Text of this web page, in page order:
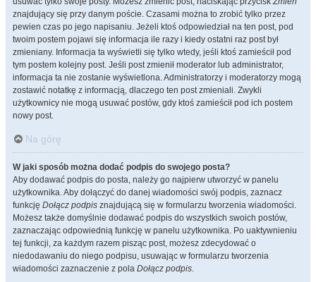
znajdujący się przy danym poście. Czasami można to zrobić tylko przez
pewien czas po jego napisaniu. Jeżeli ktoś odpowiedział na ten post, pod
twoim postem pojawi się informacja ile razy i kiedy ostatni raz post był
zmieniany. Informacja ta wyświetli się tylko wtedy, jeśli ktoś zamieścił pod
tym postem kolejny post. Jeśli post zmienił moderator lub administrator,
informacja ta nie zostanie wyświetlona. Administratorzy i moderatorzy mogą
zostawić notatkę z informacją, dlaczego ten post zmieniali. Zwykli
użytkownicy nie mogą usuwać postów, gdy ktoś zamieścił pod ich postem
nowy post.
Na górę
W jaki sposób można dodać podpis do swojego posta?
Aby dodawać podpis do posta, należy go najpierw utworzyć w panelu
użytkownika. Aby dołączyć do danej wiadomości swój podpis, zaznacz
funkcję Dołącz podpis znajdującą się w formularzu tworzenia wiadomości.
Możesz także domyślnie dodawać podpis do wszystkich swoich postów,
zaznaczając odpowiednią funkcję w panelu użytkownika. Po uaktywnieniu
tej funkcji, za każdym razem pisząc post, możesz zdecydować o
niedodawaniu do niego podpisu, usuwając w formularzu tworzenia
wiadomości zaznaczenie z pola Dołącz podpis.